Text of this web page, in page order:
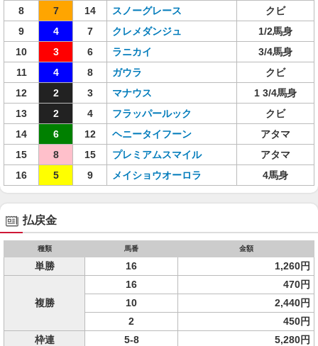
8
7 14 スノーグレース
クビ
9
4 7 クレメダンジュ
1/2馬身
10
3 6 ラニカイ
3/4馬身
11
4 8 ガウラ
クビ
12
2 3 マナウス
1 3/4馬身
13
2 4 フラッパールック
クビ
14
6 12 ヘニータイフーン
アタマ
15
8 15 プレミアムスマイル
アタマ
16
5 9 メイショウオーロラ 4馬身
払戻金
種類 馬番 金額
単勝 16 1,260円
複勝
16
470円
10
2,440円
2
450円
枠連
5-8
5,280円